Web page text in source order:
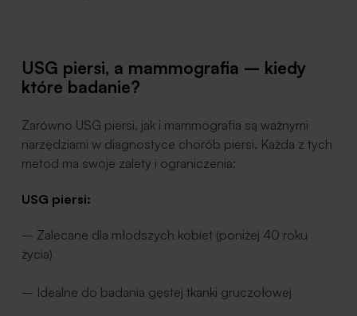
USG piersi, a mammografia – kiedy
które badanie?
Zarówno USG piersi, jak i mammografia są ważnymi
narzędziami w diagnostyce chorób piersi. Każda z tych
metod ma swoje zalety i ograniczenia:
USG piersi:
– Zalecane dla młodszych kobiet (poniżej 40 roku
życia)
– Idealne do badania gęstej tkanki gruczołowej